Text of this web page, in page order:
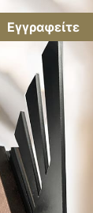
Εγγραφείτε